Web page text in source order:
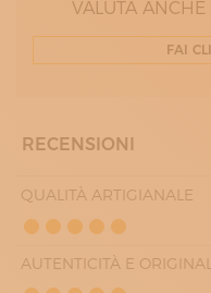
VALUTA
FAI
RECENSIONI
QUALITÀ ARTIGIANALE
AUTENTICITÀ E